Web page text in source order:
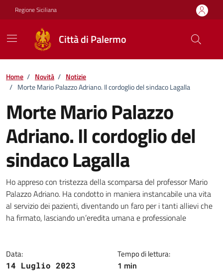
Vai ai contenuti
Vai al footer
Regione Siciliana
Città di Palermo
Home / Novità / Notizie
/ Morte Mario Palazzo Adriano. Il cordoglio del sindaco Lagalla
Morte Mario Palazzo
Adriano. Il cordoglio del
sindaco Lagalla
Dettagli della notizia
Ho appreso con tristezza della scomparsa del professor Mario
Palazzo Adriano. Ha condotto in maniera instancabile una vita
al servizio dei pazienti, diventando un faro per i tanti allievi che
ha firmato, lasciando un’eredita umana e professionale
Data:
14 Luglio 2023
Tempo di lettura:
1 min